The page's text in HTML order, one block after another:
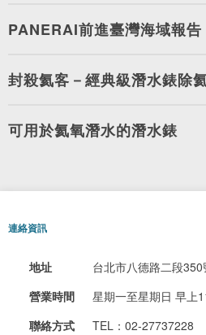
PANERAI前進臺灣海域報告
封殺氦客－經典級潛水錶除
可用於氦氧潛水的潛水錶
連絡資訊
地址
台北市八德路二段350
營業時間
星期一至星期日 早上
聯絡方式
TEL：02-27737228